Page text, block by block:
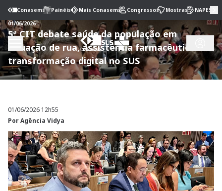
Conasems Painéis Mais Conasems Congressos Mostras
NAPES
01/06/2026
5ª CIT debate saúde da população em
situação de rua, assistência farmacêutica e
transformação digital no SUS
01/06/2026 12h55
PorAgência Vidya